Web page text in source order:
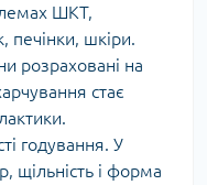
ШКТ,
печінки, шкіри.
розраховані на
стає
годування. У
щільність і форма